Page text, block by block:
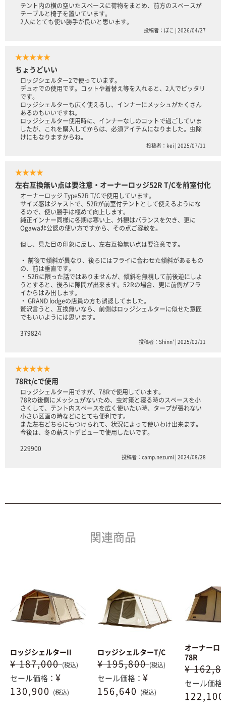
テント内の横の空いたスペースに荷物をまとめ、前方のスペースが
テーブルと椅子を置いています。
2人にとても使い勝手が良いと思います。
投稿者：ぽこ | 2026/04/27
★★★★★
ちょうどいい
ロッジシェルター2で使っています。
デュオでの使用です。コットや着替え等を入れると、2人でピッタリ
です。
ロッジシェルターも広く使えるし、インナーにメッシュがたくさん
あるのもいいですね。
ロッジシェルター使用時に、インナーなしのコットで過ごしていま
したが、これを購入してからは、必須アイテムになりました。虫除
けにもなりますからね。
投稿者：kei | 2025/07/11
★★★★
左右互換無い点は要注意・オーナーロッジ52R T/Cを前室付化
オーナーロッジ Type52R T/Cで使用しています。
サイズ感はジャストで、52Rが前室付テントとして使えるようにな
るので、使い勝手は極めて向上します。
純正インナー同様に冬期は寒い上、外観はバランスを欠き、更に
Ogawa非公認の使い方ですから、その点ご容赦を。
但し、見た目の印象に反し、左右互換無い点は要注意です。
・ 前後で傾斜が異なり、後ろにはフライに合わせた傾斜があるもの
の、前は垂直です。
・ 52Rに限った話ではありませんが、傾斜を無視して前後逆にしよ
うとすると、後ろに隙間が出来ます。52Rの場合、更に前側がフラ
イからはみ出します。
・ GRAND lodgeの店員の方も誤認してました。
贅沢言うと、互換無いなら、前側はロッジシェルターに似せた意匠
でもいいようには思います。
379824
投稿者：Shinn' | 2025/02/11
★★★★★
78Rt/cで使用
ロッジシェルター用ですが、78Rで使用しています。
78Rの後側にメッシュがないため、虫対策と寝る時のスペースを小
さくして、テント内スペースを広く使いたい時、タープが張れない
小さい区画の時などにとても便利です。
また左右どちらにもつけられて、状況によって使いわけ出来ます。
今後は、冬の薪ストデビューで使用したいです。
229900
投稿者：camp.nezumi | 2024/08/28
関連商品
ロッジシェルターII
¥ 187,000(税込)
セール価格： ¥
130,900 (税込)
ロッジシェルターT/C
¥ 195,800(税込)
セール価格：¥
156,640 (税込)
オーナーロ
78R
¥
セール価格